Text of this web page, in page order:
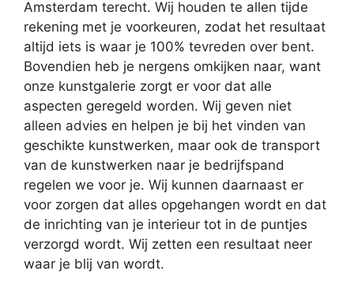
Amsterdam terecht. Wij houden te allen tijde
rekening met je voorkeuren, zodat het resultaat
altijd iets is waar je 100% tevreden over bent.
Bovendien heb je nergens omkijken naar, want
onze kunstgalerie zorgt er voor dat alle
aspecten geregeld worden. Wij geven niet
alleen advies en helpen je bij het vinden van
geschikte kunstwerken, maar ook de transport
van de kunstwerken naar je bedrijfspand
regelen we voor je. Wij kunnen daarnaast er
voor zorgen dat alles opgehangen wordt en dat
de inrichting van je interieur tot in de puntjes
verzorgd wordt. Wij zetten een resultaat neer
waar je blij van wordt.